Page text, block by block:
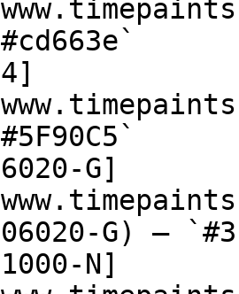
G]
G) —
N]